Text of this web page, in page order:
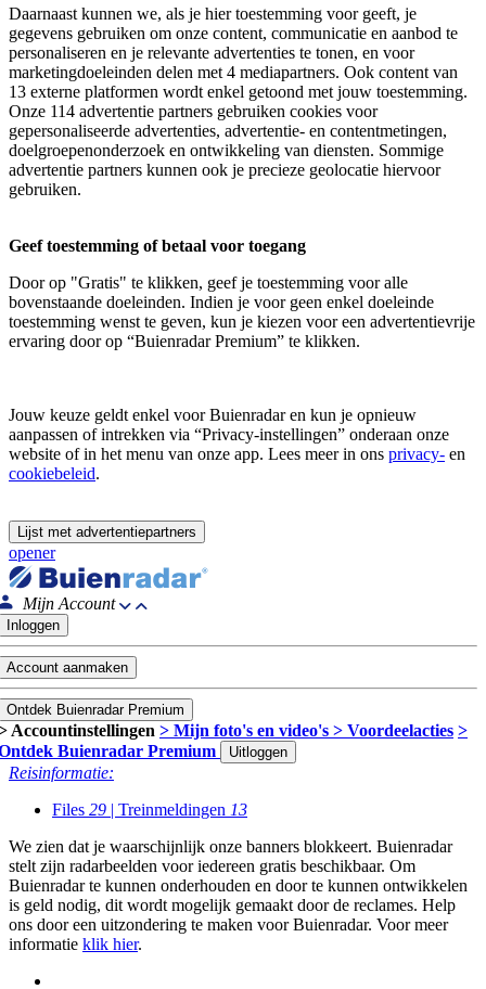
Daarnaast kunnen we, als je hier toestemming voor geeft, je
gegevens gebruiken om onze content, communicatie en aanbod te
personaliseren en je relevante advertenties te tonen, en voor
marketingdoeleinden delen met 4 mediapartners. Ook content van
13 externe platformen wordt enkel getoond met jouw toestemming.
Onze 114 advertentie partners gebruiken cookies voor
gepersonaliseerde advertenties, advertentie- en contentmetingen,
doelgroepenonderzoek en ontwikkeling van diensten. Sommige
advertentie partners kunnen ook je precieze geolocatie hiervoor
gebruiken.
Geef toestemming of betaal voor toegang
Door op "Gratis" te klikken, geef je toestemming voor alle
bovenstaande doeleinden. Indien je voor geen enkel doeleinde
toestemming wenst te geven, kun je kiezen voor een advertentievrije
ervaring door op “Buienradar Premium” te klikken.
Jouw keuze geldt enkel voor Buienradar en kun je opnieuw
aanpassen of intrekken via “Privacy-instellingen” onderaan onze
website of in het menu van onze app. Lees meer in ons privacy- en
cookiebeleid.
Lijst met advertentiepartners
opener
Mijn Account
Inloggen
Account aanmaken
Ontdek Buienradar Premium
Accountinstellingen > Mijn foto's en video's > Voordeelacties >
Buienradar Premium
Uitloggen
Reisinformatie:
Files 29 | Treinmeldingen 13
We zien dat je waarschijnlijk onze banners blokkeert. Buienradar
stelt zijn radarbeelden voor iedereen gratis beschikbaar. Om
Buienradar te kunnen onderhouden en door te kunnen ontwikkelen
is geld nodig, dit wordt mogelijk gemaakt door de reclames. Help
ons door een uitzondering te maken voor Buienradar. Voor meer
informatie klik hier.